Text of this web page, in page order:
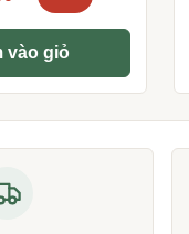
dựa trên
price
vào giỏ